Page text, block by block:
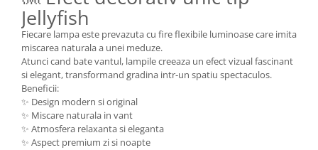
Jellyfish
Fiecare lampa este prevazuta cu fire flexibile luminoase care imita
miscarea naturala a unei meduze.
Atunci cand bate vantul, lampile creeaza un efect vizual fascinant
si elegant, transformand gradina intr-un spatiu spectaculos.
Beneficii:
✨ Design modern si original
✨ Miscare naturala in vant
✨ Atmosfera relaxanta si eleganta
✨ Aspect premium zi si noapte